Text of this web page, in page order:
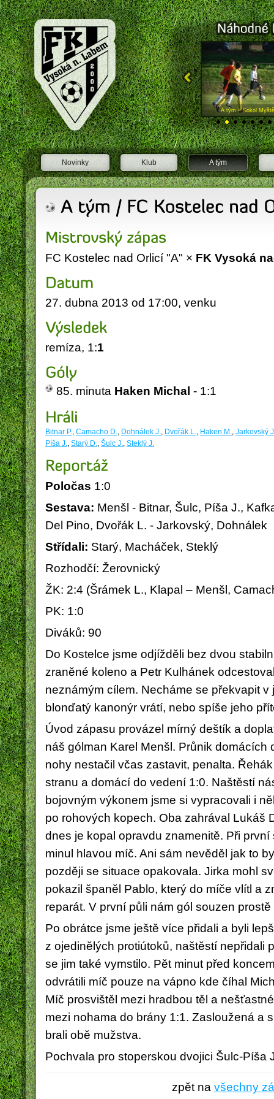
FC Kostelec nad Orlicí "A" × FK Vysoká
27. dubna 2013 od 17:00, venku
remíza, 1:1
85. minuta Haken Michal - 1:1
Bitnar P., Camacho D., Dohnálek J., Dvořák L., Haken M., Jarkovský
Píša J., Starý D., Šulc J., Steklý J.
Poločas 1:0
Sestava: Menšl - Bitnar, Šulc, Píša J.,
Del Pino, Dvořák L. - Jarkovský, Dohnálek
Střídali: Starý, Macháček, Steklý
Rozhodčí: Žerovnický
ŽK: 2:4 (Šrámek L., Klapal – Menšl,
PK: 1:0
Diváků: 90
Do Kostelce jsme odjížděli bez dvou
zraněné koleno a Petr Kulhánek
neznámým cílem. Necháme se překvapit v
blonďatý kanonýr vrátí, nebo spíše jeho
Úvod zápasu provázel mírný deštík a
náš gólman Karel Menšl. Průnik domácích
nohy nestačil včas zastavit, penalta.
stranu a domácí do vedení 1:0. Naštěstí
bojovným výkonem jsme si vypracovali i
po rohových kopech. Oba zahrával Lukáš
dnes je kopal opravdu znamenitě. Při
minul hlavou míč. Ani sám nevěděl jak to
později se situace opakovala. Jirka mohl
pokazil španěl Pablo, který do míče vlítl a
reparát. V první půli nám gól souzen prostě
Po obrátce jsme ještě více přidali a byli
z ojedinělých protiútoků, naštěstí nepřidali
se jim také vymstilo. Pět minut před
odvrátili míč pouze na vápno kde číhal
Míč prosvištěl mezi hradbou těl a
mezi nohama do brány 1:1. Zasloužená a
brali obě mužstva.
Pochvala pro stoperskou dvojici Šulc-Píša
zpět na všechny
FK Vysoká nad Labem
Novinky Klub A tým
A tým × Lázně Velichovky "B" A tým × Sokol